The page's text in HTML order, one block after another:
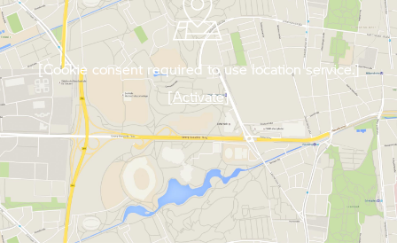
[Cookie consent required to use location service.]
[Activate]